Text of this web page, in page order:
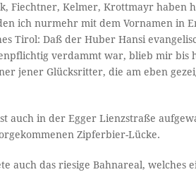
Fiechtner, Kelmer, Krottmayr haben
ich nurmehr mit dem Vornamen in
Tirol: Daß der Huber Hansi
verdammt war, blieb mir bis
jener Glücksritter, die am eben
auch in der Egger Lienzstraße
Zipferbier-Lücke.
auch das riesige Bahnareal, welches